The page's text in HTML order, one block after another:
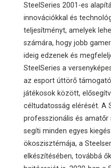
SteelSeries 2001-es
innovációkkal és
teljesítményt, amelyek
számára, hogy jobb
ideig edzenek és
SteelSeries a
az esport úttörő
játékosok között,
céltudatosság elérését. A
professzionális és
segíti minden egyes
ökoszisztémája, a
elkészítésében, továbbá